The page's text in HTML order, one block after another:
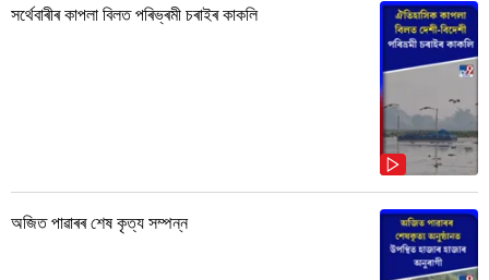
সৰ্থেবাৰীৰ কাপলা বিলত পৰিভ্ৰমী চৰাইৰ কাকলি
অজিত পাৱাৰৰ শেষ কৃত্য সম্পন্ন